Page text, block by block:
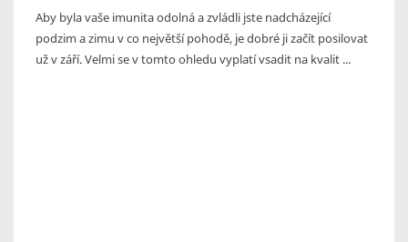
Aby byla vaše imunita odolná a zvládli jste nadcházející
podzim a zimu v co největší pohodě, je dobré ji začít posilovat
už v září. Velmi se v tomto ohledu vyplatí vsadit na kvalit ...